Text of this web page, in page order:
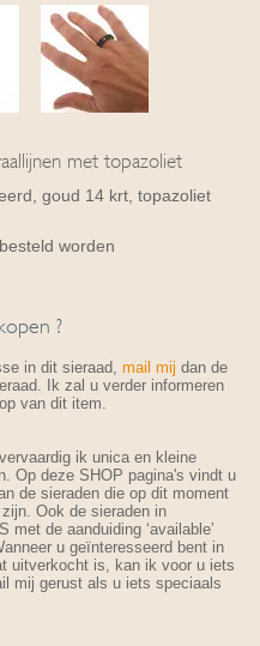
met topazoliet
goud 14 krt, topazoliet
worden
?
in dit sieraad, mail mij dan de
Ik zal u verder informeren
van dit item.
ik unica en kleine
Op deze SHOP pagina's vindt u
de sieraden die op dit moment
Ook de sieraden in
met de aanduiding ‘available’
u geïnteresseerd bent in
uitverkocht is, kan ik voor u iets
mij gerust als u iets speciaals